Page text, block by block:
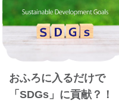
おふろに入るだけで
「SDGs」に貢献？！